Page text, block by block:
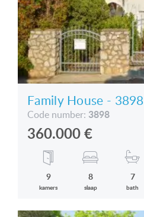
Family House - 3898
Code number: 3898
360.000€
9
kamers
8
slaap
7
bath